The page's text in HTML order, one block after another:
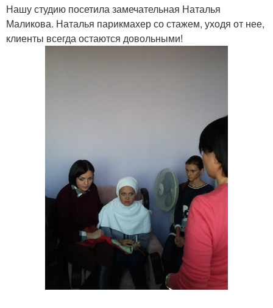
Нашу студию посетила замечательная Наталья
Маликова. Наталья парикмахер со стажем, уходя от нее,
клиенты всегда остаются довольными!